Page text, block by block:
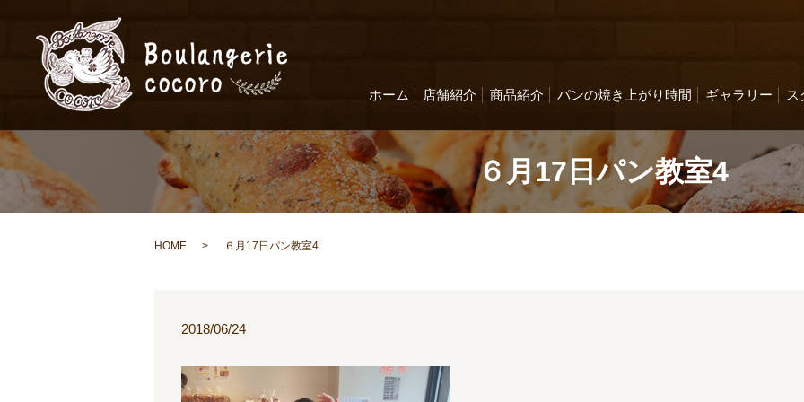
ホーム 店舗紹介 商品紹介 パンの焼き上がり時間 ギャラリー ス
６月17日パン教室4
HOME ６月17日パン教室4
2018/06/24